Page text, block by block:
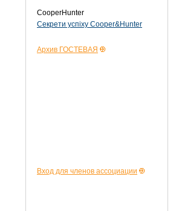
CooperHunter
Секрети успіху Cooper&Hunter
Архив ГОСТЕВАЯ
Вход для членов ассоциации